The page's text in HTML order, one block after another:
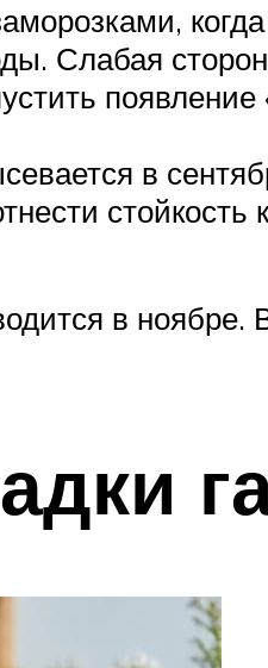
когда
Слабая
в
стойкость
в ноябре.